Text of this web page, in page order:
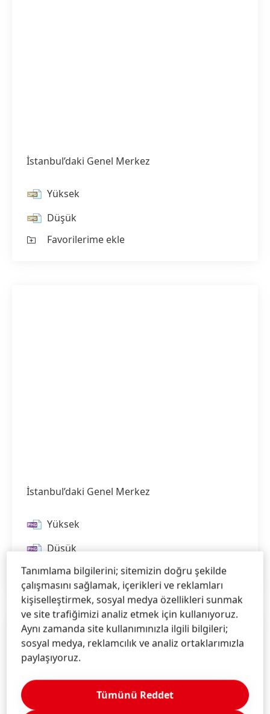
İstanbul’daki Genel Merkez
Yüksek
Düşük
Favorilerime ekle
İstanbul’daki Genel Merkez
Yüksek
Düşük
Favorilerime ekle
Tanımlama bilgilerini; sitemizin doğru şekilde
çalışmasını sağlamak, içerikleri ve reklamları
kişiselleştirmek, sosyal medya özellikleri sunmak
ve site trafiğimizi analiz etmek için kullanıyoruz.
Aynı zamanda site kullanımınızla ilgili bilgileri;
sosyal medya, reklamcılık ve analiz ortaklarımızla
paylaşıyoruz.
Tümünü Reddet